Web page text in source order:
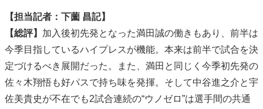
【担当記者：下薗 昌記】
【総評】 加入後初先発となった満田誠の働きもあり、前半は
今季目指しているハイプレスが機能。本来は前半で試合を決
定づけるべき展開だった。また、満田と同じく今季初先発の
佐々木翔悟も好パスで持ち味を発揮。そして中谷進之介と宇
佐美貴史が不在でも2試合連続の“ウノゼロ”は選手間の共通